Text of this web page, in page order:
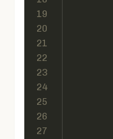
19
20
21
22
23
24
25
26
27